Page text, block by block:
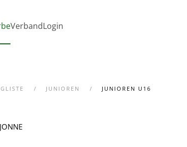
VerbandLogin
JUNIOREN JUNIOREN U16